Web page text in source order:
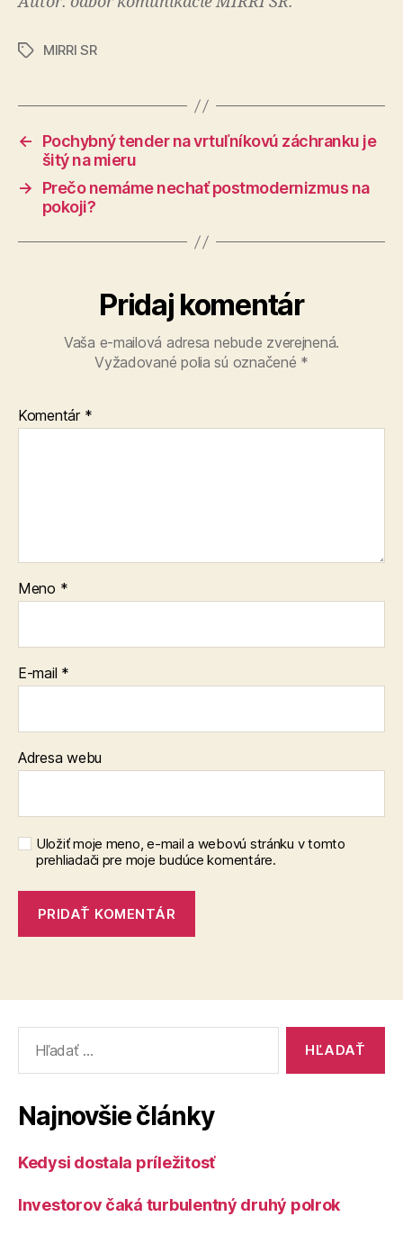
ZnačkyMIRRI SR
←
Pochybný tender na vrtuľníkovú záchranku je
šitý na mieru
→
Prečo nemáme nechať postmodernizmus na
pokoji?
Pridaj komentár
Vaša e-mailová adresa nebude zverejnená.
Vyžadované polia sú označené *
Komentár *
Meno *
E-mail *
Adresa webu
Uložiť moje meno, e-mail a webovú stránku v tomto
prehliadači pre moje budúce komentáre.
Najnovšie články
Kedysi dostala príležitosť
Investorov čaká turbulentný druhý polrok